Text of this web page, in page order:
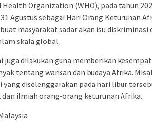
Organization (WHO), pada tahun
Agustus sebagai Hari Orang Keturunan
masyarakat sadar akan isu diskriminasi
skala global.
juga dilakukan guna memberikan
tentang warisan dan budaya Afrika.
yang diselenggarakan pada hari libur
ilmiah orang-orang keturunan Afrika.